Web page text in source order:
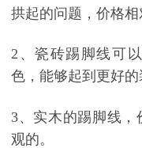
拱起的问题，价格相
2、瓷砖踢脚线可
色，能够起到更好的
3、 实木的踢脚线，
观的。